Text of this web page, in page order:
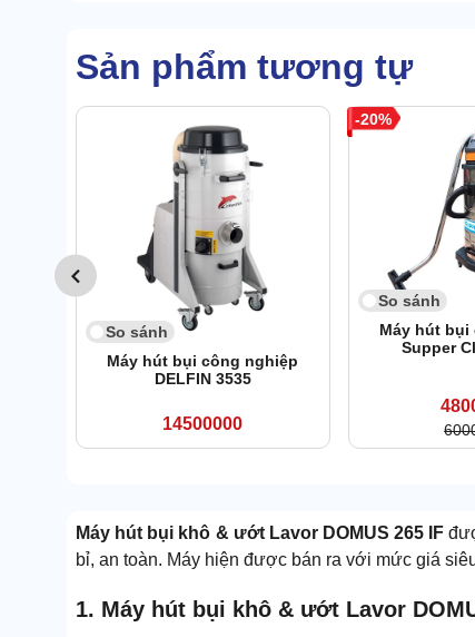
Sản phẩm tương tự
So sánh
Máy hút bụi công nghiệp
DELFIN 3535
14500000
20
So sánh
Máy hút bụi
Supper
Máy hút bụi khô & ướt Lavor DOMUS 265 IF
bỉ, an toàn. Máy hiện được bán ra với mức giá
1. Máy hút bụi khô & ướt Lavor